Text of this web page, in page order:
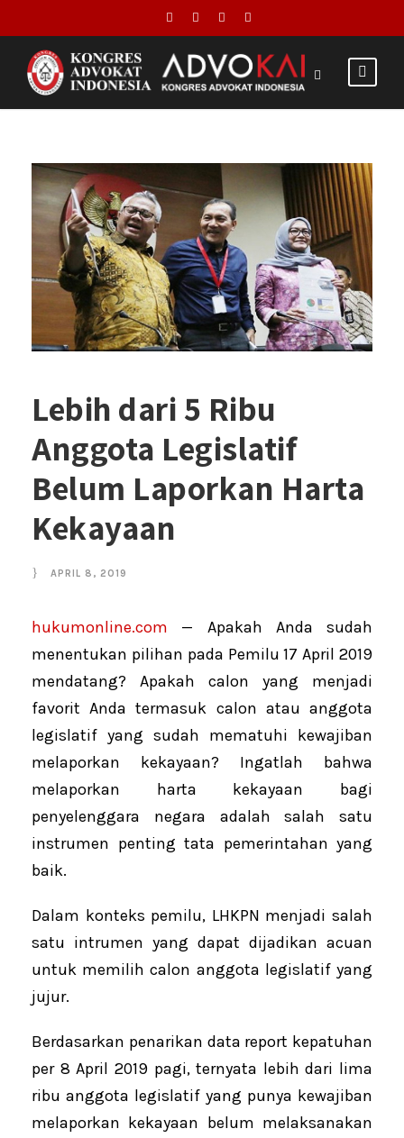
Lebih dari 5 Ribu
Anggota Legislatif
Belum Laporkan Harta
Kekayaan
APRIL 8, 2019
hukumonline.com — Apakah Anda sudah
menentukan pilihan pada Pemilu 17 April 2019
mendatang? Apakah calon yang menjadi
favorit Anda termasuk calon atau anggota
legislatif yang sudah mematuhi kewajiban
melaporkan kekayaan? Ingatlah bahwa
melaporkan harta kekayaan bagi
penyelenggara negara adalah salah satu
instrumen penting tata pemerintahan yang
baik.
Dalam konteks pemilu, LHKPN menjadi salah
satu intrumen yang dapat dijadikan acuan
untuk memilih calon anggota legislatif yang
jujur.
Berdasarkan penarikan data report kepatuhan
per 8 April 2019 pagi, ternyata lebih dari lima
ribu anggota legislatif yang punya kewajiban
melaporkan kekayaan belum melaksanakan